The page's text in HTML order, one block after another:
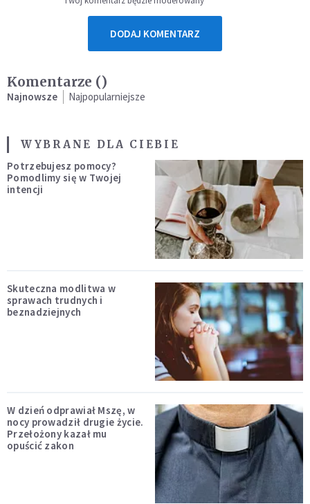
DODAJ KOMENTARZ
Komentarze ()
Najnowsze Najpopularniejsze
WYBRANE DLA CIEBIE
Potrzebujesz pomocy?
Pomodlimy się w Twojej
intencji
Skuteczna modlitwa w
sprawach trudnych i
beznadziejnych
W dzień odprawiał Mszę, w
nocy prowadził drugie życie.
Przełożony kazał mu
opuścić zakon